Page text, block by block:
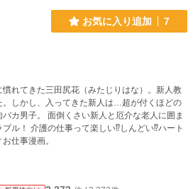
お気に入り追加 7
慣れてきた三田尻花（みたじりはな）。新人教
。しかし、入ってきた新人は…超が付くほどの
カ男子。 面倒くさい新人と厄介な老人に囲ま
ル！ 介護の仕事って楽しい⁉︎しんどい⁉︎ハート
仕事漫画。